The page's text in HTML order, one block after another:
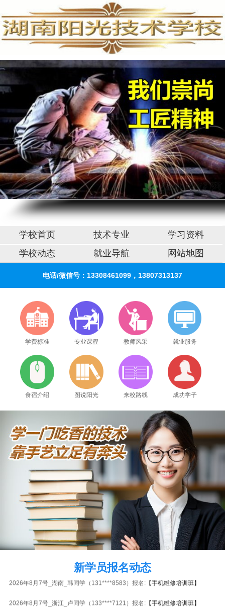
手机维修培训,手机维修培训学校,手机维修培训班
学校首页 技术专业
学习资料
学校动态
就业导航 网站地图
电话/微信号：13308461099，13807313137
学费标准 专业课程 教师风采 就业服务
食宿介绍 图说阳光 来校路线 成功学子
新学员报名动态
2026年8月7号_贵州_卢同学（185****0863）报名: 【手机维修培训班】
2026年8月7号_重庆_李同学（154****9399）报名: 【手机维修培训班】
2026年8月7号_湖南_韩同学（131****8583）报名: 【手机维修培训班】
2026年8月7号_浙江_卢同学（133****7121）报名: 【手机维修培训班】